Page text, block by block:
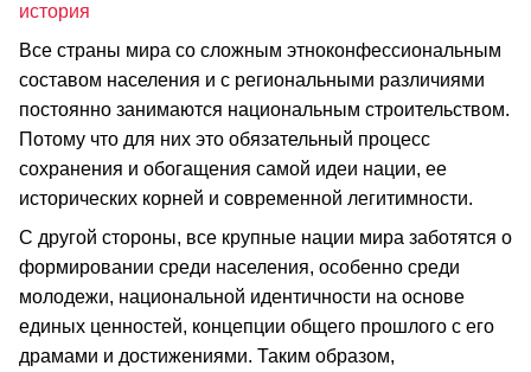
история
Все страны мира со сложным этноконфессиональным
составом населения и с региональными различиями
постоянно занимаются национальным строительством.
Потому что для них это обязательный процесс
сохранения и обогащения самой идеи нации, ее
исторических корней и современной легитимности.
С другой стороны, все крупные нации мира заботятся о
формировании среди населения, особенно среди
молодежи, национальной идентичности на основе
единых ценностей, концепции общего прошлого с его
драмами и достижениями. Таким образом,